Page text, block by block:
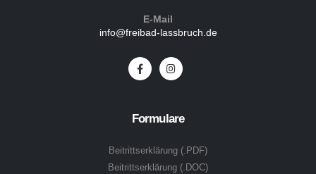
E-Mail
info@freibad-lassbruch.de
Formulare
Beitrittserklärung (.PDF)
Beitrittserklärung (.DOC)